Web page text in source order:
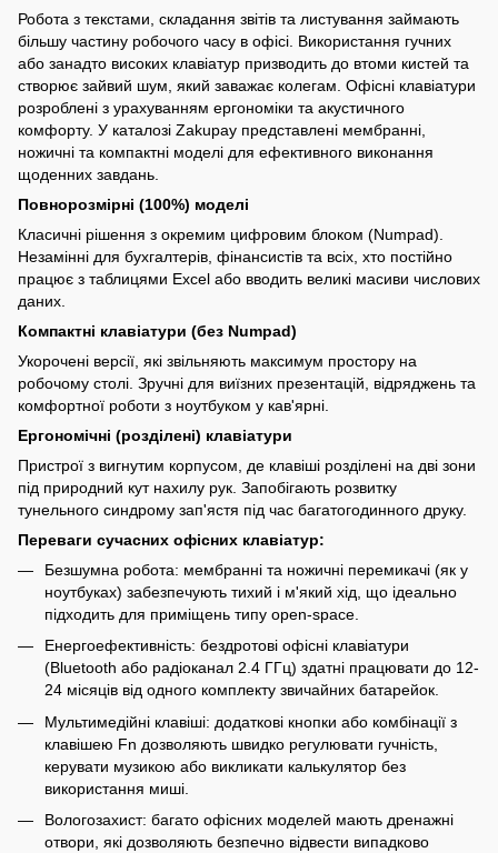
Робота з текстами, складання звітів та листування займають
більшу частину робочого часу в офісі. Використання гучних
або занадто високих клавіатур призводить до втоми кистей та
створює зайвий шум, який заважає колегам. Офісні клавіатури
розроблені з урахуванням ергономіки та акустичного
комфорту. У каталозі Zakupay представлені мембранні,
ножичні та компактні моделі для ефективного виконання
щоденних завдань.
Повнорозмірні (100%) моделі
Класичні рішення з окремим цифровим блоком (Numpad).
Незамінні для бухгалтерів, фінансистів та всіх, хто постійно
працює з таблицями Excel або вводить великі масиви числових
даних.
Компактні клавіатури (без Numpad)
Укорочені версії, які звільняють максимум простору на
робочому столі. Зручні для виїзних презентацій, відряджень та
комфортної роботи з ноутбуком у кав'ярні.
Ергономічні (розділені) клавіатури
Пристрої з вигнутим корпусом, де клавіші розділені на дві зони
під природний кут нахилу рук. Запобігають розвитку
тунельного синдрому зап'ястя під час багатогодинного друку.
Переваги сучасних офісних клавіатур:
Безшумна робота: мембранні та ножичні перемикачі (як у
ноутбуках) забезпечують тихий і м'який хід, що ідеально
підходить для приміщень типу open-space.
Енергоефективність: бездротові офісні клавіатури
(Bluetooth або радіоканал 2.4 ГГц) здатні працювати до 12-
24 місяців від одного комплекту звичайних батарейок.
Мультимедійні клавіші: додаткові кнопки або комбінації з
клавішею Fn дозволяють швидко регулювати гучність,
керувати музикою або викликати калькулятор без
використання миші.
Вологозахист: багато офісних моделей мають дренажні
отвори, які дозволяють безпечно відвести випадково